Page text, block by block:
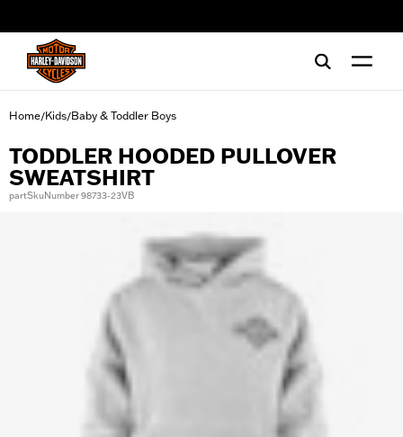
Home/Kids/Baby & Toddler Boys
TODDLER HOODED PULLOVER
SWEATSHIRT
partSkuNumber 98733-23VB